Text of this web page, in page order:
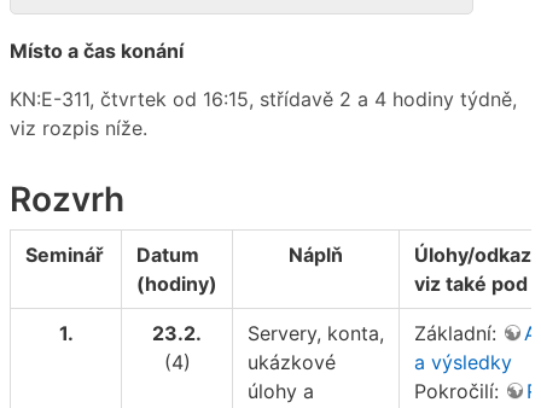
Místo a čas konání
KN:E-311, čtvrtek od 16:15, střídavě 2 a 4 hodiny týdně,
viz rozpis níže.
Rozvrh
Seminář
Datum
(hodiny)
Náplň
Úlohy/
viz také pod
1.
23.2.
(4)
Servery, konta,
ukázkové
úlohy a
Základní:
a výsledky
Pokročilí: